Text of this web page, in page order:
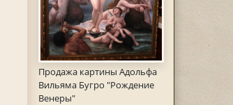
Продажа картины Адольфа
Вильяма Бугро "Рождение
Венеры"